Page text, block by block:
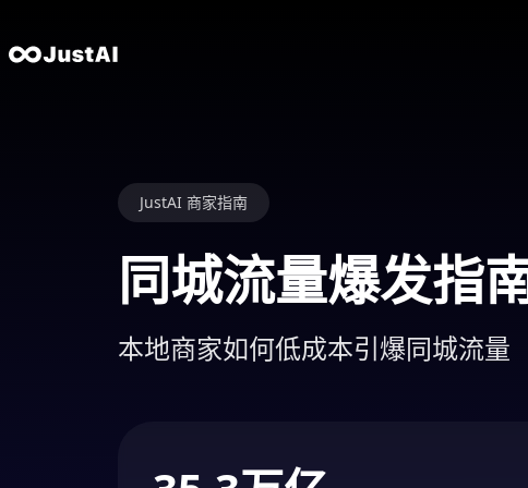
JustAI 商家指南
同城流量爆发指
本地商家如何低成本引爆同城流量